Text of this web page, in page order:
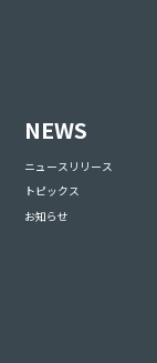
NEWS
ニュースリリース
トピックス
お知らせ